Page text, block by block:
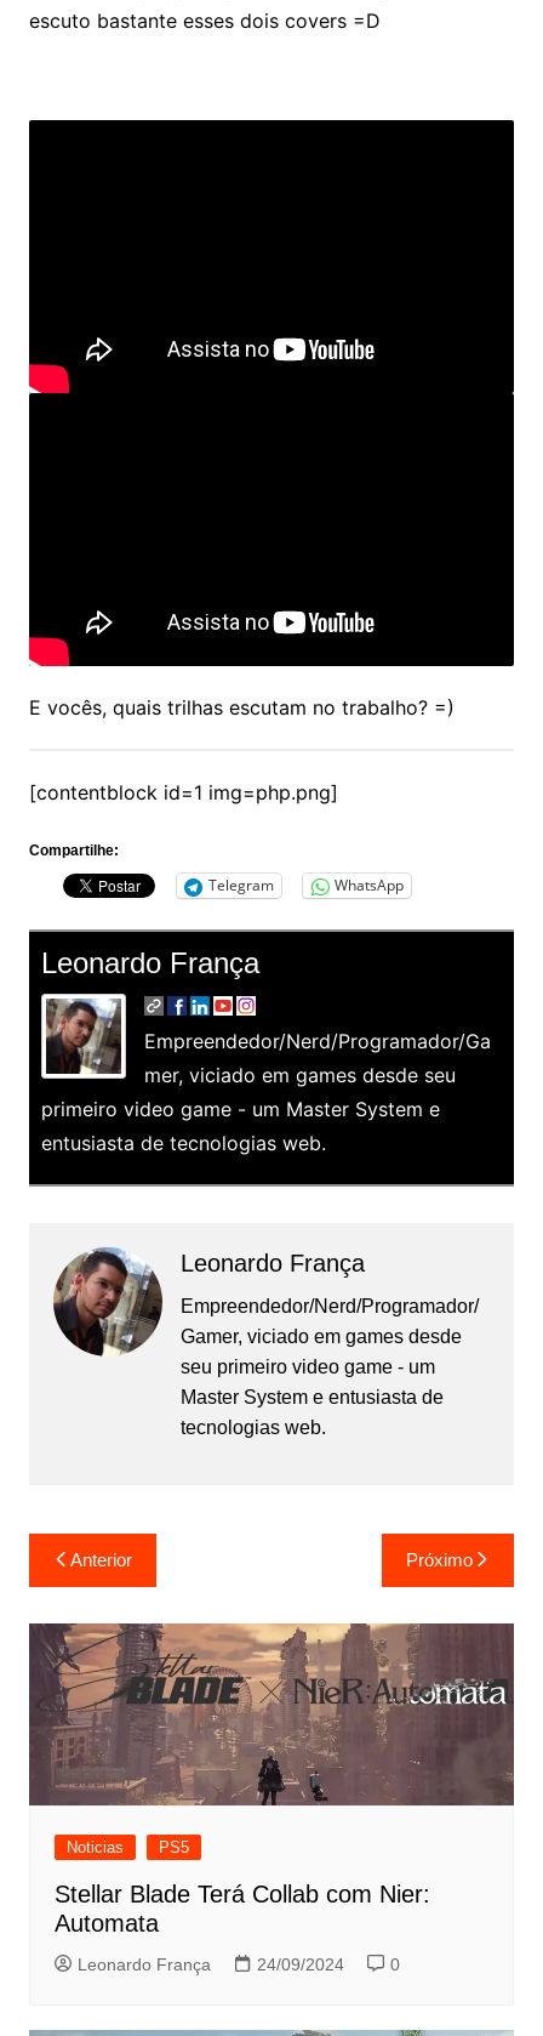
escuto bastante esses dois covers =D
E vocês, quais trilhas escutam no trabalho? =)
[contentblock id=1 img=php.png]
Compartilhe:
Telegram WhatsApp
Leonardo França
Empreendedor/Nerd/Programador/Ga
mer, viciado em games desde seu
primeiro video game - um Master System e
entusiasta de tecnologias web.
Leonardo França
Empreendedor/Nerd/Programador/
Gamer, viciado em games desde
seu primeiro video game - um
Master System e entusiasta de
tecnologias web.
Navegação
de
Post
Anterior Próximo
Noticias PS5
Stellar Blade Terá Collab com Nier:
Automata
Leonardo França 24/09/2024 0